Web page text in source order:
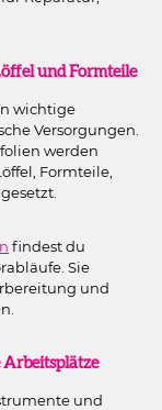
und Formteile
wichtige
Versorgungen.
werden
Formteile,
findest du
Sie
und
und